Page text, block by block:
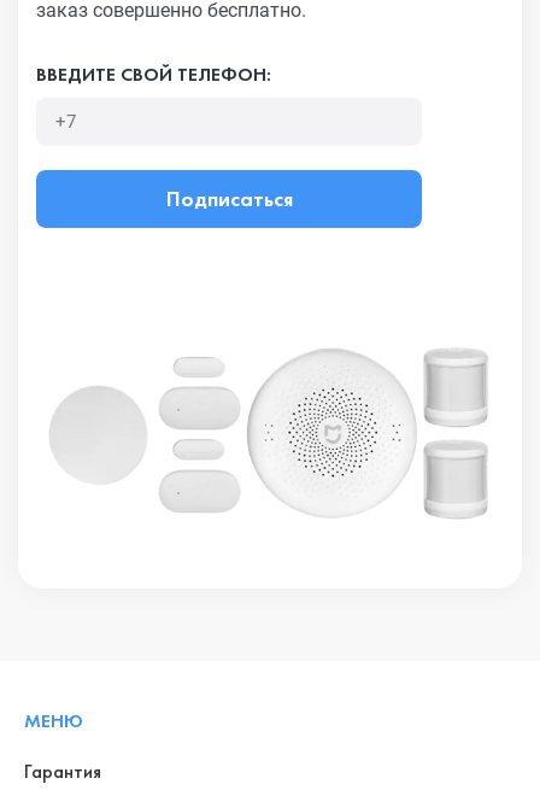
заказ совершенно бесплатно.
ВВЕДИТЕ СВОЙ ТЕЛЕФОН:
Подписаться
МЕНЮ
Гарантия